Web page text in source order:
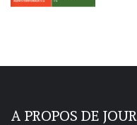
A PROPOS DE